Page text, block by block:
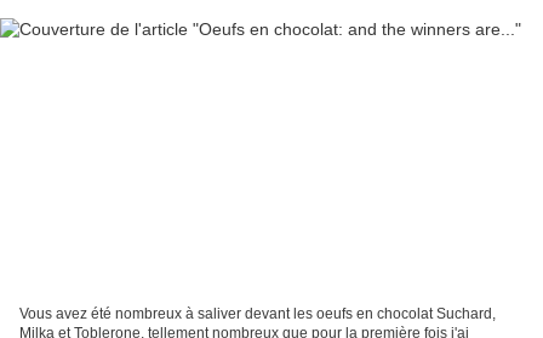
Vous avez été nombreux à saliver devant les oeufs en chocolat Suchard,
Milka et Toblerone, tellement nombreux que pour la première fois j'ai